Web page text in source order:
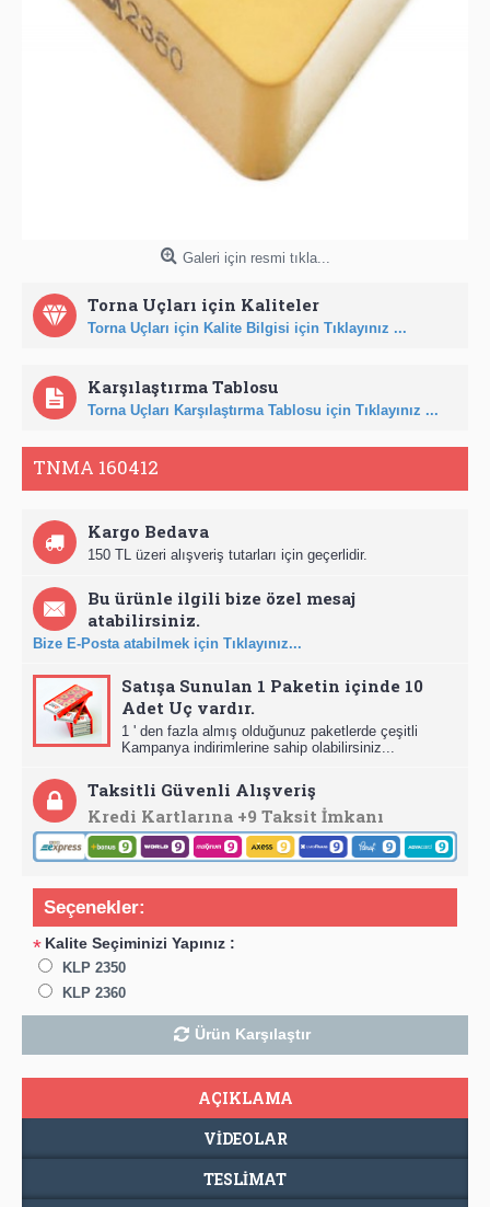
Galeri için resmi tıkla...
Torna Uçları için Kaliteler
Torna Uçları için Kalite Bilgisi için Tıklayınız ...
Karşılaştırma Tablosu
Torna Uçları Karşılaştırma Tablosu için Tıklayınız ...
TNMA 160412
Kargo Bedava
150 TL üzeri alışveriş tutarları için geçerlidir.
Bu ürünle ilgili bize özel mesaj
atabilirsiniz.
Bize E-Posta atabilmek için Tıklayınız...
Satışa Sunulan 1 Paketin içinde 10
Adet Uç vardır.
1 ' den fazla almış olduğunuz paketlerde çeşitli
Kampanya indirimlerine sahip olabilirsiniz...
Taksitli Güvenli Alışveriş
Kredi Kartlarına +9 Taksit İmkanı
Seçenekler:
* Kalite Seçiminizi Yapınız :
KLP 2350
KLP 2360
Ürün Karşılaştır
AÇIKLAMA
VIDEOLAR
TESLIMAT